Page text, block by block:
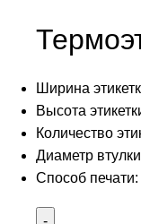
Ширина
Высота
Количество
Диаметр
Способ